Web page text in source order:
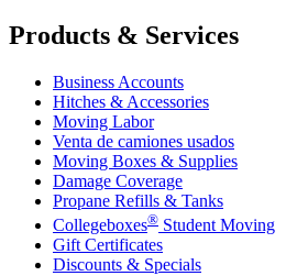
Products & Services
Business Accounts
Hitches & Accessories
Moving Labor
Venta de camiones usados
Moving Boxes & Supplies
Damage Coverage
Propane Refills & Tanks
Collegeboxes® Student Moving
Gift Certificates
Discounts & Specials